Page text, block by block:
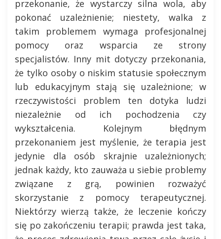
przekonanie, że wystarczy silna wola, aby
pokonać uzależnienie; niestety, walka z
takim problemem wymaga profesjonalnej
pomocy oraz wsparcia ze strony
specjalistów. Inny mit dotyczy przekonania,
że tylko osoby o niskim statusie społecznym
lub edukacyjnym stają się uzależnione; w
rzeczywistości problem ten dotyka ludzi
niezależnie od ich pochodzenia czy
wykształcenia. Kolejnym błędnym
przekonaniem jest myślenie, że terapia jest
jedynie dla osób skrajnie uzależnionych;
jednak każdy, kto zauważa u siebie problemy
związane z grą, powinien rozważyć
skorzystanie z pomocy terapeutycznej.
Niektórzy wierzą także, że leczenie kończy
się po zakończeniu terapii; prawda jest taka,